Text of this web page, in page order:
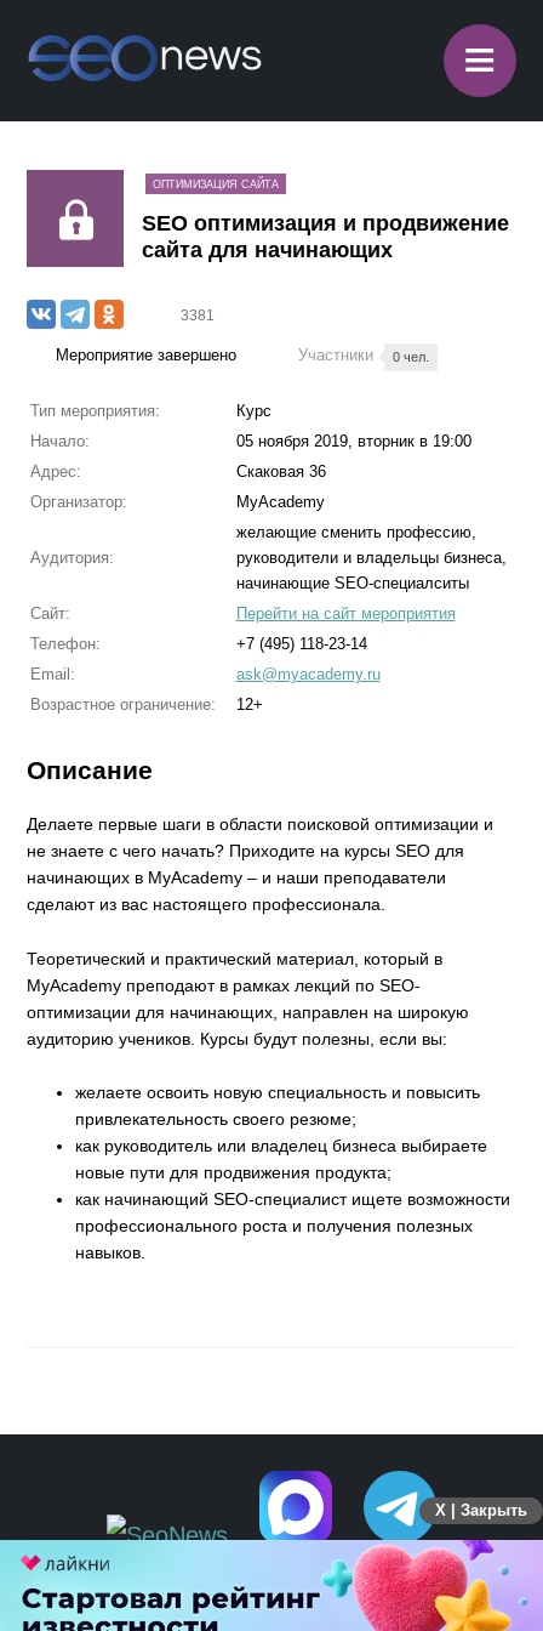
≡
ОПТИМИЗАЦИЯ САЙТА
SEO оптимизация и продвижение
сайта для начинающих
3381
Мероприятие завершено Участники 0 чел.
Тип мероприятия:
Курс
Начало:
05 ноября 2019, вторник в 19:00
Адрес:
Скаковая 36
Организатор:
MyAcademy
Аудитория:
желающие сменить профессию,
руководители и владельцы бизнеса,
начинающие SEO-специалситы
Сайт:
Перейти на сайт мероприятия
Телефон:
+7 (495) 118-23-14
Email:
ask@myacademy.ru
Возрастное ограничение:
12+
Описание
Делаете первые шаги в области поисковой оптимизации и
не знаете с чего начать? Приходите на курсы SEO для
начинающих в MyAcademy – и наши преподаватели
сделают из вас настоящего профессионала.
Теоретический и практический материал, который в
MyAcademy преподают в рамках лекций по SEO-
оптимизации для начинающих, направлен на широкую
аудиторию учеников. Курсы будут полезны, если вы:
желаете освоить новую специальность и повысить
привлекательность своего резюме;
как руководитель или владелец бизнеса выбираете
новые пути для продвижения продукта;
как начинающий SEO-специалист ищете возможности
профессионального роста и получения полезных
навыков.
X | Закрыть
ПЕРЕЙТИ НА ПОЛНУЮ ВЕРСИЮ
© SEOnews.ru Все права защищены. 2026